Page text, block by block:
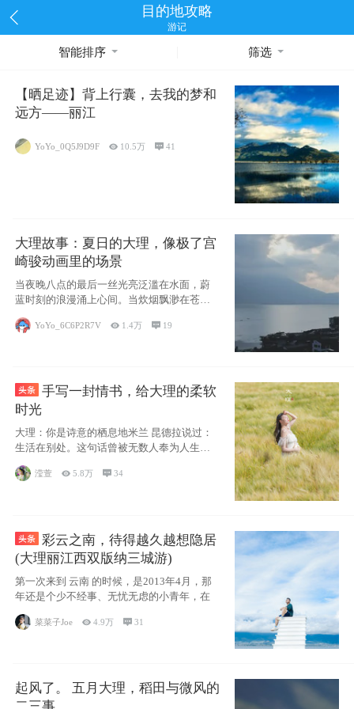
目的地攻略
游记
智能排序 筛选
【晒足迹】背上行囊，去我的梦和
远方——丽江
YoYo_0Q5J9D9F  10.5万 41
大理故事：夏日的大理，像极了宫
崎骏动画里的场景
当夜晚八点的最后一丝光亮泛滥在水面，蔚
蓝时刻的浪漫涌上心间。当炊烟飘渺在苍山
YoYo_6C6P2R7V  1.4万  19
手写一封情书，给大理的柔软
时光
大理：你是诗意的栖息地米兰 昆德拉说过：
生活在别处。这句话曾被无数人奉为人生信
条，并
滢萱 5.8万 34
彩云之南，待得越久越想隐居
(大理丽江西双版纳三城游)
第一次来到 云南 的时候，是2013年4月，那
年还是个少不经事、无忧无虑的小青年，在
菜菜子Joe 4.9万  31
起风了。 五月大理，稻田与微风的